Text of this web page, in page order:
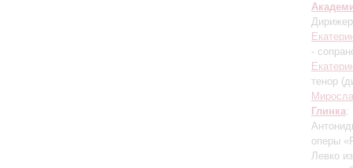
-
тенор
Глинка:
оперы
Левко